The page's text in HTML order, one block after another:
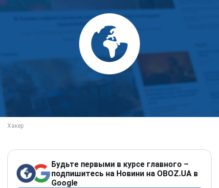
Будьте первыми в курсе главного –
подпишитесь на Новини на OBOZ.UA в
Google